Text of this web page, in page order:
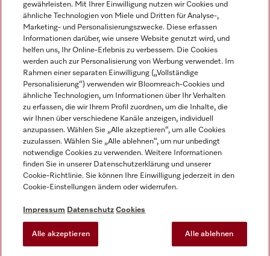
AGB
Datenschutz
Nutzungsbedingungen
Barrierefreiheitserklärung
EU-Gesetzen über digitale Dienste
Cookie-Einstellungen
Miele auf Instagram
Miele auf Facebook
Miele auf Youtube
gewährleisten. Mit Ihrer Einwilligung nutzen wir Cookies und
ähnliche Technologien von Miele und Dritten für Analyse-,
Marketing- und Personalisierungszwecke. Diese erfassen
Informationen darüber, wie unsere Website genutzt wird, und
helfen uns, Ihr Online-Erlebnis zu verbessern. Die Cookies
werden auch zur Personalisierung von Werbung verwendet. Im
Rahmen einer separaten Einwilligung („Vollständige
Personalisierung“) verwenden wir Bloomreach-Cookies und
ähnliche Technologien, um Informationen über Ihr Verhalten
zu erfassen, die wir Ihrem Profil zuordnen, um die Inhalte, die
wir Ihnen über verschiedene Kanäle anzeigen, individuell
anzupassen. Wählen Sie „Alle akzeptieren“, um alle Cookies
zuzulassen. Wählen Sie „Alle ablehnen“, um nur unbedingt
notwendige Cookies zu verwenden. Weitere Informationen
finden Sie in unserer Datenschutzerklärung und unserer
Cookie-Richtlinie. Sie können Ihre Einwilligung jederzeit in den
Cookie-Einstellungen ändern oder widerrufen.
Impressum Datenschutz Cookies
Alle akzeptieren Alle ablehnen